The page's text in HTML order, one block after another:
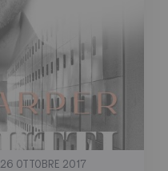
26 OTTOBRE 2017